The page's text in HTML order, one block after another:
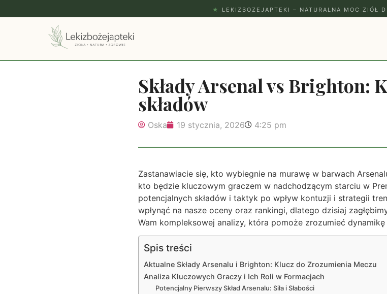
★ LEKIZBOZEJAPTEKI – NATURALNA MOC ZIÓŁ
Składy Arsenal vs Brighton:
składów
Oska 19 stycznia, 2026 4:25 pm
Zastanawiacie się, kto wybiegnie na murawę w barwach
kto będzie kluczowym graczem w nadchodzącym starciu w
potencjalnych składów i taktyk po wpływ kontuzji i strategii
wpłynąć na nasze oceny oraz rankingi, dlatego dzisiaj
Wam kompleksowej analizy, która pomoże zrozumieć
Spis treści
Aktualne Składy Arsenalu i Brighton: Klucz do Zrozumienia Meczu
Analiza Kluczowych Graczy i Ich Roli w Formacjach
Potencjalny Pierwszy Skład Arsenalu: Siła i Słabości